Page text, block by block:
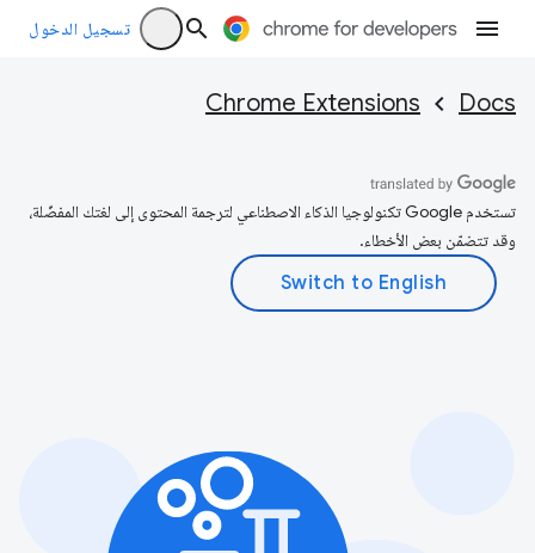
تسجيل الدخول
Docs
Chrome Extensions
تستخدم Google تكنولوجيا الذكاء الاصطناعي لترجمة المحتوى إلى لغتك المفضّلة،
وقد تتضمّن بعض الأخطاء.